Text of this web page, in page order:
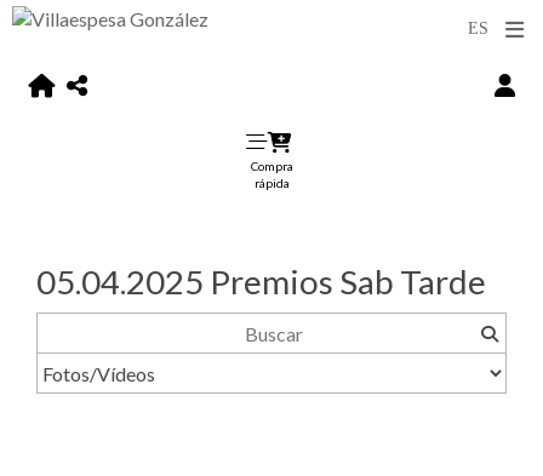
Compra
rápida
05.04.2025 Premios Sab Tarde